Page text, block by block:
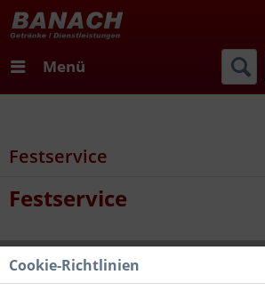
Menü
Festservice
Festservice
Cookie-Richtlinien